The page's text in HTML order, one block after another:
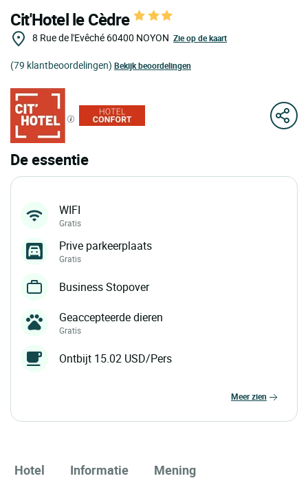
Cit'Hotel le Cèdre
8 Rue de l'Evêché 60400 NOYON Zie op de kaart
(79 klantbeoordelingen) Bekijk beoordelingen
De essentie
WIFI
Gratis
Prive parkeerplaats
Gratis
Business Stopover
Geaccepteerde dieren
Gratis
Ontbijt 15.02 USD/Pers
meer zien
Hotel Informatie Mening